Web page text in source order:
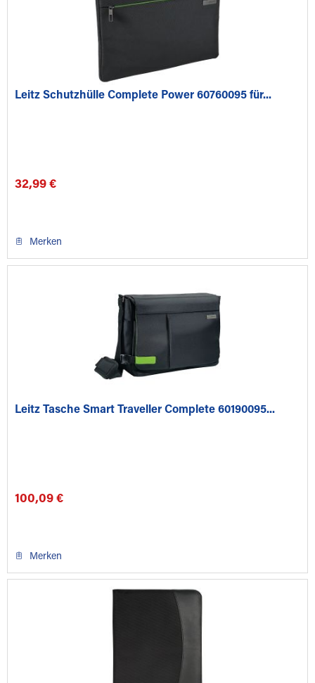
Leitz Schutzhülle Complete Power 60760095 für...
32,99 €
Merken
Leitz Tasche Smart Traveller Complete 60190095...
100,09 €
Merken